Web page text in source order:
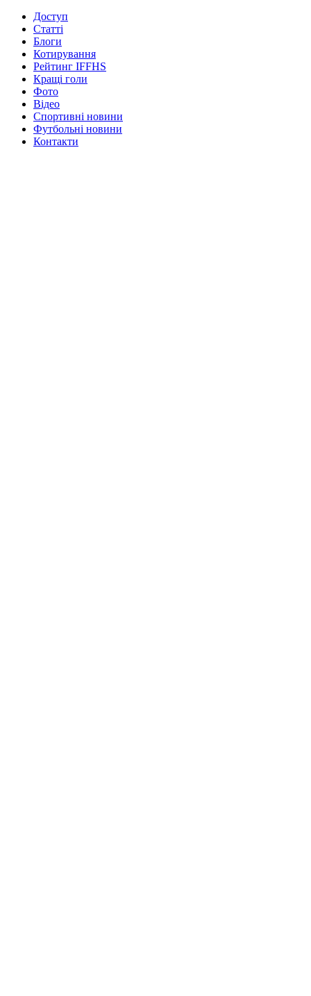
Доступ
Статті
Блоги
Котирування
Рейтинг IFFHS
Кращі голи
Фото
Відео
Спортивні новини
Футбольні новини
Контакти